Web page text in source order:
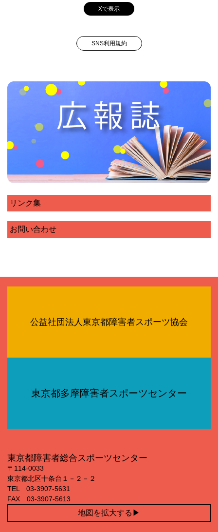
Xで表示
SNS利用規約
リンク集
お問い合わせ
公益社団法人東京都障害者スポーツ協会
東京都多摩障害者スポーツセンター
東京都障害者総合スポーツセンター
〒114‐0033
東京都北区十条台１－２－２
TEL 03‐3907‐5631
FAX 03‐3907‐5613
地図を拡大する